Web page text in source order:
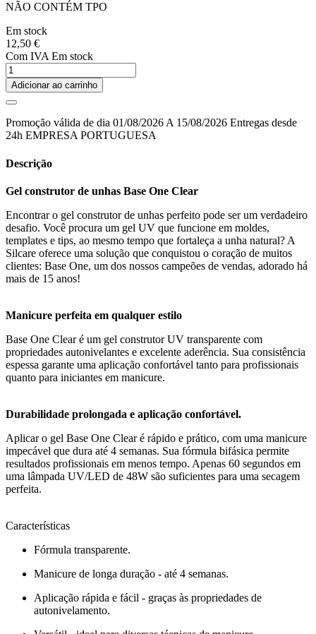
NÃO CONTÉM TPO
Em stock
12,50 €
Com IVAEm stock
Adicionar ao carrinho
Promoção válida de dia 01/08/2026 A 15/08/2026 Entregas desde
24h EMPRESA PORTUGUESA
Descrição
Gel construtor de unhas Base One Clear
Encontrar o gel construtor de unhas perfeito pode ser um verdadeiro
desafio. Você procura um gel UV que funcione em moldes,
templates e tips, ao mesmo tempo que fortaleça a unha natural? A
Silcare oferece uma solução que conquistou o coração de muitos
clientes: Base One, um dos nossos campeões de vendas, adorado há
mais de 15 anos!
Manicure perfeita em qualquer estilo
Base One Clear é um gel construtor UV transparente com
propriedades autonivelantes e excelente aderência. Sua consistência
espessa garante uma aplicação confortável tanto para profissionais
quanto para iniciantes em manicure.
Durabilidade prolongada e aplicação confortável.
Aplicar o gel Base One Clear é rápido e prático, com uma manicure
impecável que dura até 4 semanas. Sua fórmula bifásica permite
resultados profissionais em menos tempo. Apenas 60 segundos em
uma lâmpada UV/LED de 48W são suficientes para uma secagem
perfeita.
Características
Fórmula transparente.
Manicure de longa duração - até 4 semanas.
Aplicação rápida e fácil - graças às propriedades de
autonivelamento.